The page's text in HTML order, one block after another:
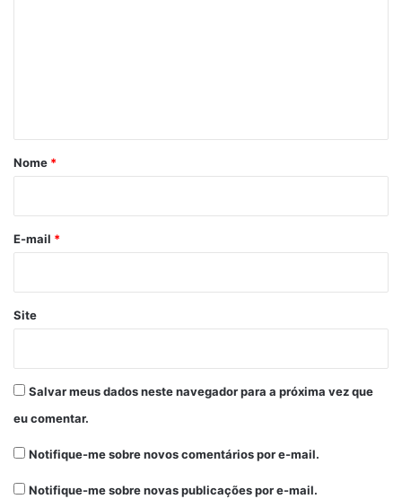
r
*
Nome *
E-mail *
Site
Salvar meus dados neste navegador para a próxima vez que
eu comentar.
Notifique-me sobre novos comentários por e-mail.
Notifique-me sobre novas publicações por e-mail.